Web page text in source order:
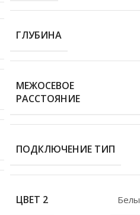
ГЛУБИНА
МЕЖОСЕВОЕ
РАССТОЯНИЕ
ПОДКЛЮЧЕНИЕ ТИП
ЦВЕТ 2